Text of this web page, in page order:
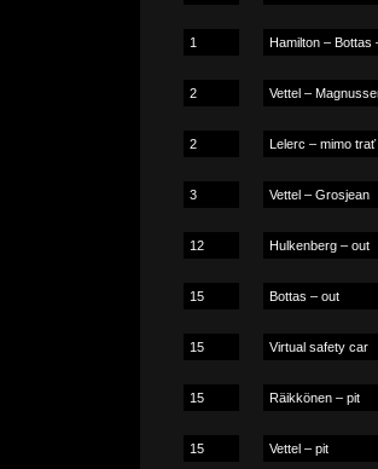
1 Hamilton – Bottas
2 Vettel –
2 Lelerc – mimo trať
3 Vettel – Grosjean
12 Hulkenberg – out
15 Bottas – out
15 Virtual safety car
15 Räikkönen – pit
15 Vettel – pit